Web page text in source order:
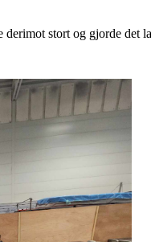
stort og gjorde det